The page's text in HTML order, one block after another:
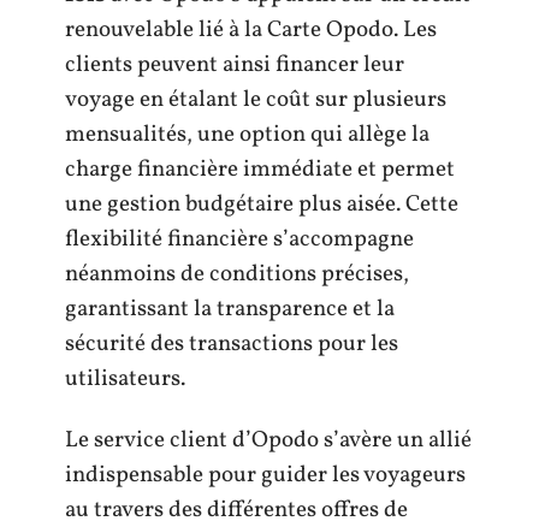
renouvelable lié à la Carte Opodo. Les
clients peuvent ainsi financer leur
voyage en étalant le coût sur plusieurs
mensualités, une option qui allège la
charge financière immédiate et permet
une gestion budgétaire plus aisée. Cette
flexibilité financière s’accompagne
néanmoins de conditions précises,
garantissant la transparence et la
sécurité des transactions pour les
utilisateurs.
Le service client d’Opodo s’avère un allié
indispensable pour guider les voyageurs
au travers des différentes offres de